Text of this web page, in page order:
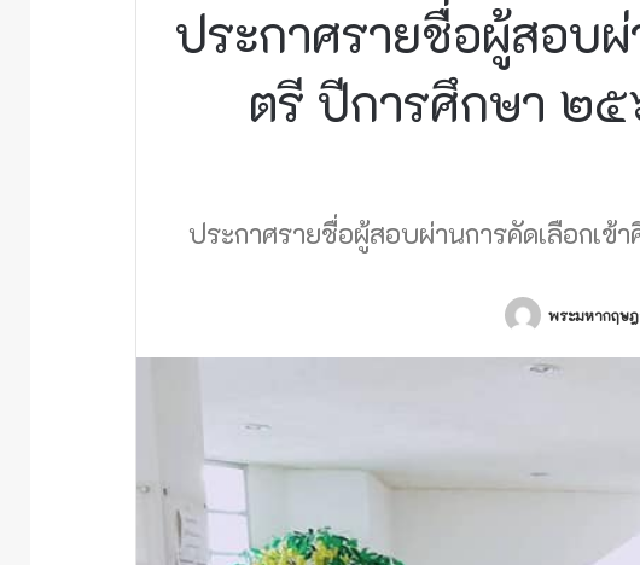
ประกาศรายชื่อผู้สอบ
ตรี ปีการศึกษา ๒
ประกาศรายชื่อผู้สอบผ่านการคัดเลือกเ
พระมหากฤษ